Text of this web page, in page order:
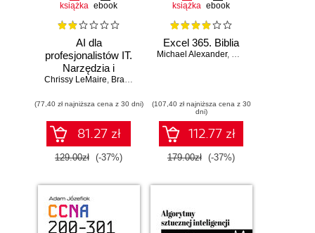
książka ebook
AI dla
profesjonalistów IT.
Narzędzia i
techniki
produktywność
Chrissy LeMaire, Brandon Abshire
(77,40 zł najniższa cena z 30 dni)
81.27 zł
129.00zł (-37%)
książka ebook
Excel 365. Biblia
Michael Alexander, Dick Kusleika
(107,40 zł najniższa cena z 30
dni)
112.77 zł
179.00zł (-37%)